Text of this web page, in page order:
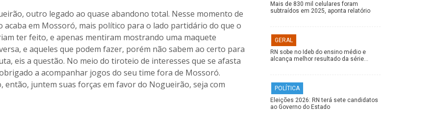
outro legado ao quase abandono total. Nesse momento de
em Mossoró, mais político para o lado partidário do que o
ter feito, e apenas mentiram mostrando uma maquete
e aqueles que podem fazer, porém não sabem ao certo para
eis a questão. No meio do tiroteio de interesses que se afasta
a acompanhar jogos do seu time fora de Mossoró.
então, juntem suas forças em favor do Nogueirão, seja com
Mais de 830 mil celulares foram
subtraídos em 2025, aponta relatório
GERAL
RN sobe no Ideb do ensino médio e
alcança melhor resultado da série…
POLÍTICA
Eleições 2026: RN terá sete candidatos
ao Governo do Estado